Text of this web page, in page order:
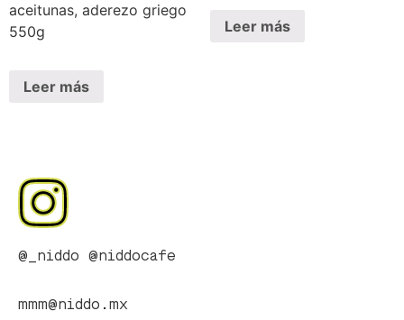
aceitunas, aderezo griego
550g
Leer más
Leer más
@_niddo @niddocafe
mmm@niddo.mx